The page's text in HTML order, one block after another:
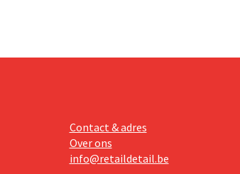
Contact & adres
Over ons
info@retaildetail.be